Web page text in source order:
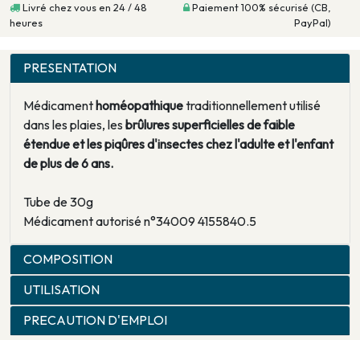
Livré chez vous en 24 / 48
heures
Paiement 100% sécurisé (CB,
PayPal)
PRESENTATION
Médicamenthoméopathiquetraditionnellement utilisé
dans les plaies, les brûlures superficielles de faible
étendue et les piqûres d'insectes chez l'adulte et l'enfant
de plus de 6 ans.
Tube de 30g
Médicament autorisé n°34009 4155840.5
COMPOSITION
UTILISATION
PRECAUTION D'EMPLOI